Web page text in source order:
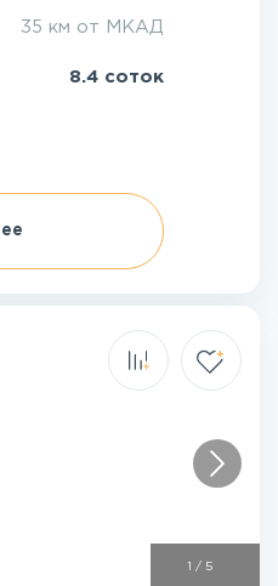
35 км от МКАД
8.4 соток
/ 5